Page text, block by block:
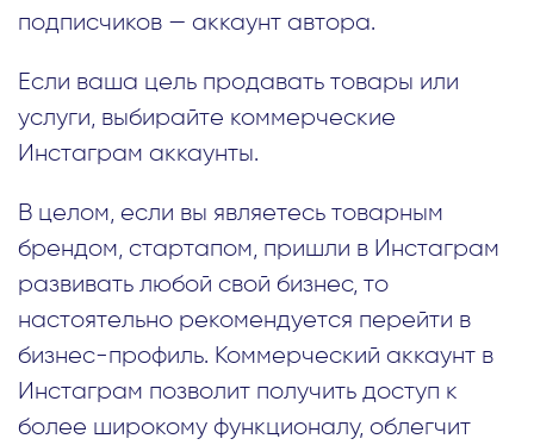
подписчиков — аккаунт автора.
Если ваша цель продавать товары или
услуги, выбирайте коммерческие
Инстаграм аккаунты.
В целом, если вы являетесь товарным
брендом, стартапом, пришли в Инстаграм
развивать любой свой бизнес, то
настоятельно рекомендуется перейти в
бизнес-профиль. Коммерческий аккаунт в
Инстаграм позволит получить доступ к
более широкому функционалу, облегчит